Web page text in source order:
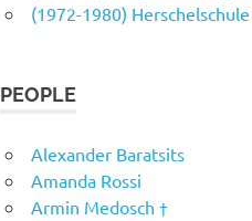
(1972-1980)
PEOPLE
Alexander Baratsits
Amanda Rossi
Armin Medosch †